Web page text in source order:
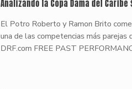
Analizando la Copa Dama del
El Potro Roberto y Ramon Brito
una de las competencias más
DRF.com FREE PAST